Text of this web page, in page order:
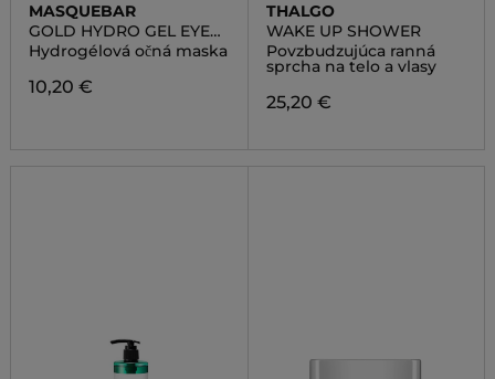
MASQUEBAR
GOLD HYDRO GEL EYE
PATCH
Hydrogélová očná maska
10,20 €
THALGO
WAKE UP SHOWER
Povzbudzujúca ranná
sprcha na telo a vlasy
25,20 €